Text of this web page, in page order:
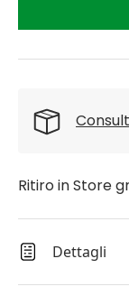
Ritiro in Store
Dettagli